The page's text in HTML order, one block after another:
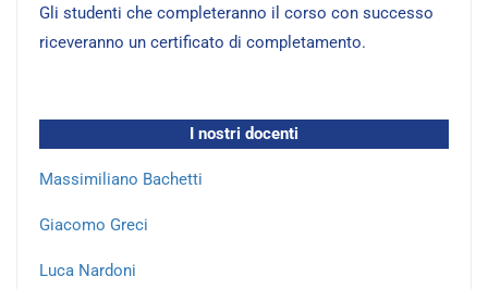
Gli studenti che completeranno il corso con successo
riceveranno un certificato di completamento.
I nostri docenti
Massimiliano Bachetti
Giacomo Greci
Luca Nardoni